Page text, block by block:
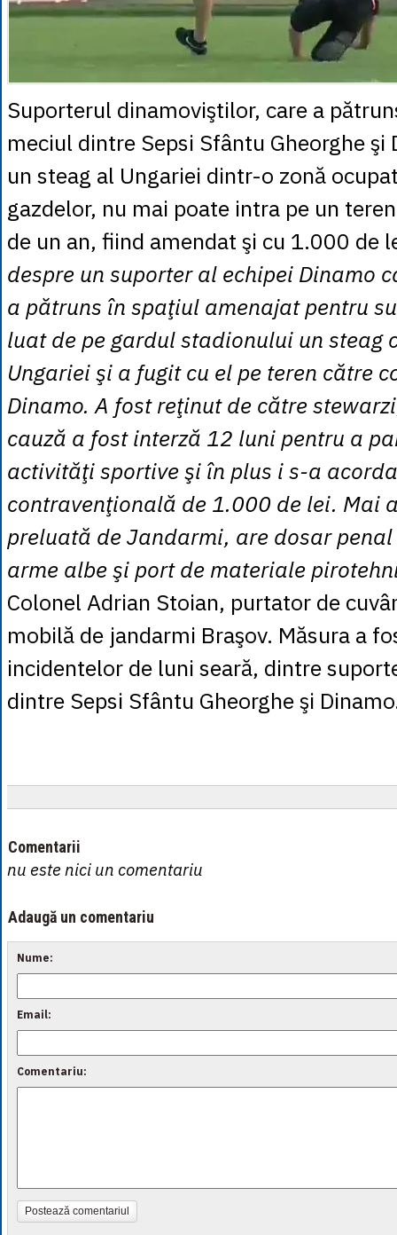
Suporterul dinamoviştilor, care a
meciul dintre Sepsi Sfântu Gheorghe şi
un steag al Ungariei dintr-o zonă
gazdelor, nu mai poate intra pe un
de un an, fiind amendat şi cu 1.000 de
despre un suporter al echipei Dinamo
a pătruns în spaţiul amenajat pentru
luat de pe gardul stadionului un steag
Ungariei şi a fugit cu el pe teren către
Dinamo. A fost reţinut de către
cauză a fost interză 12 luni pentru a
activităţi sportive şi în plus i s-a
contravenţională de 1.000 de lei. Mai
preluată de Jandarmi, are dosar
arme albe şi port de materiale
Colonel Adrian Stoian, purtator de
mobilă de jandarmi Braşov. Măsura a
incidentelor de luni seară, dintre
dintre Sepsi Sfântu Gheorghe şi
Comentarii
nu este nici un comentariu
Adaugă un comentariu
Nume:
Email:
Comentariu:
Postează comentariul